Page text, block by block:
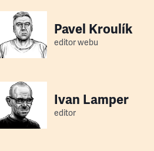
Pavel Kroulík
editor webu
Ivan Lamper
editor